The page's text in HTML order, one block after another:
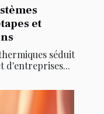
et
séduit
d'entreprises...